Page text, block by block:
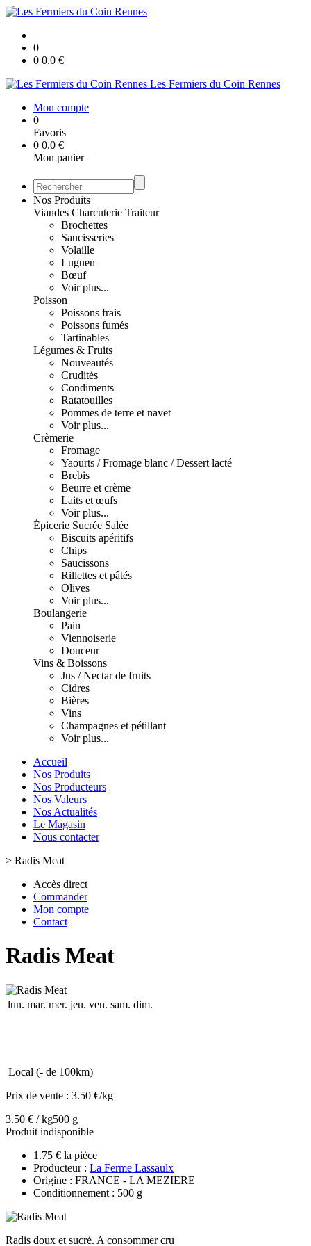
0
0 0.0 €
Les Fermiers du Coin Rennes
Mon compte
0
Favoris
0 0.0 €
Mon panier
Nos Produits
Viandes Charcuterie Traiteur
Brochettes
Saucisseries
Volaille
Luguen
Bœuf
Voir plus...
Poisson
Poissons frais
Poissons fumés
Tartinables
Légumes & Fruits
Nouveautés
Crudités
Condiments
Ratatouilles
Pommes de terre et navet
Voir plus...
Crèmerie
Fromage
Yaourts / Fromage blanc / Dessert lacté
Brebis
Beurre et crème
Laits et œufs
Voir plus...
Épicerie Sucrée Salée
Biscuits apéritifs
Chips
Saucissons
Rillettes et pâtés
Olives
Voir plus...
Boulangerie
Pain
Viennoiserie
Douceur
Vins & Boissons
Jus / Nectar de fruits
Cidres
Bières
Vins
Champagnes et pétillant
Voir plus...
Accueil
Nos Produits
Nos Producteurs
Nos Valeurs
Nos Actualités
Le Magasin
Nous contacter
> Radis Meat
Accès direct
Commander
Mon compte
Contact
Radis Meat
lun. mar. mer. jeu. ven. sam. dim.
Local (- de 100km)
Prix de vente : 3.50 €/kg
3.50 € / kg500 g
Produit indisponible
1.75 € la pièce
Producteur : La Ferme Lassaulx
Origine : FRANCE - LA MEZIERE
Conditionnement : 500 g
Radis doux et sucré. A consommer cru